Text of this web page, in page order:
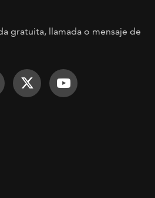
gratuita, llamada o mensaje de
on Facebook
TOGETHER on
Face It TOGETHER on
Face ItFace It